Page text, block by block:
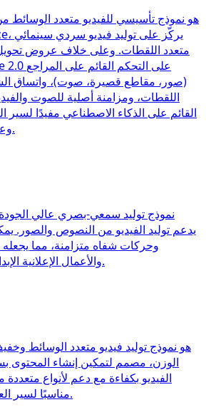
متعدد اللقطات. وعلى خلاف عروض تحويل
(صور، مقاطع قصيرة، صوت)، واتساق
اللقطات، ومزامنة أصلية للصوت
القائم على الذكاء الاصطناعي مفيدًا لسير
وعمليات المعاينة المسبقة.
يدعم توليد الفيديو من النصوص والصور.
وحركات شفاه متزامنة، مما يجعله
والأعمال الإعلانية الإبداعية، وعروض المنتجات.
الوزن، مصمم لتمكين إنشاء المحتوى
الفيديو بكفاءة مع دعم لأنواع
مناسبًا لسير العمل التفاعلي والتكراري.